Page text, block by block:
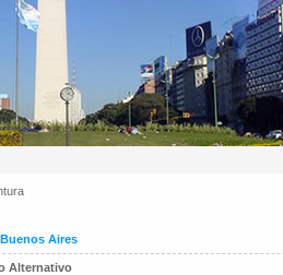
Aires
Alternativo